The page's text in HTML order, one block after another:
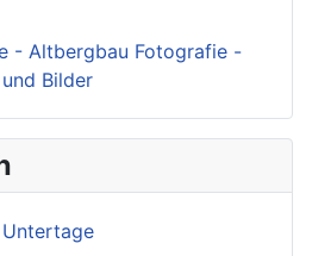
- Altbergbau Fotografie -
Bilder